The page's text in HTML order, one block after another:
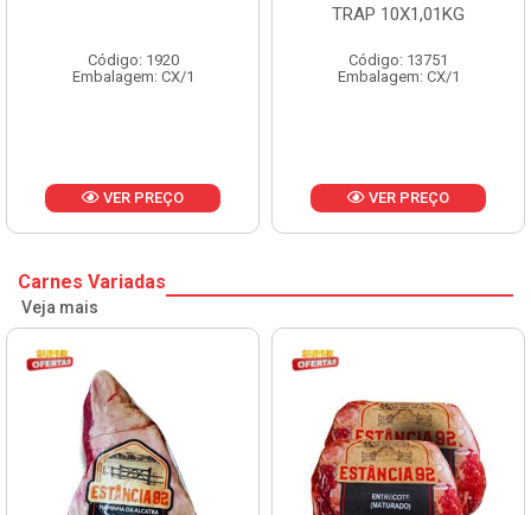
Código: 1920
Embalagem: CX/1
VER PREÇO
TRAP 10X1,01KG
Código: 13751
Embalagem: CX/1
VER PREÇO
Carnes Variadas
Veja mais